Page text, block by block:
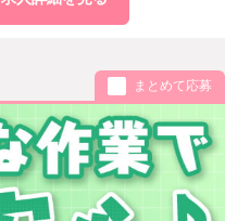
まとめて応募